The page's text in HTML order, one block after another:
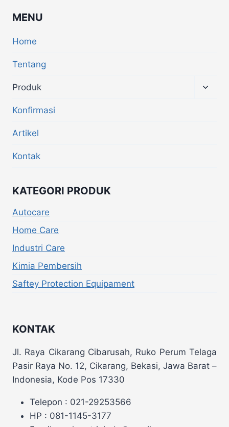
MENU
Home
Tentang
Produk
Konfirmasi
Artikel
Kontak
KATEGORI PRODUK
Autocare
Home Care
Industri Care
Kimia Pembersih
Saftey Protection Equipament
KONTAK
Jl. Raya Cikarang Cibarusah, Ruko Perum Telaga
Pasir Raya No. 12, Cikarang, Bekasi, Jawa Barat –
Indonesia, Kode Pos 17330
Telepon : 021-29253566
HP : 081-1145-3177